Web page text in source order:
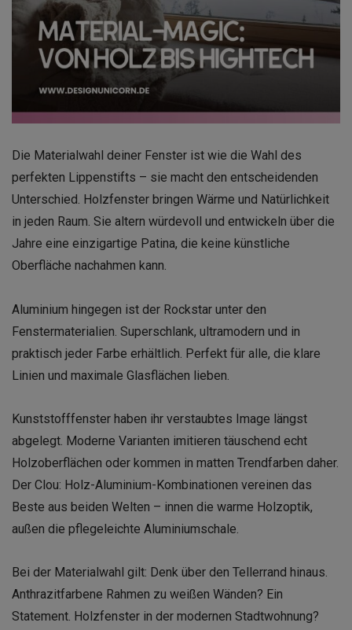
Die Materialwahl deiner Fenster ist wie die Wahl des
perfekten Lippenstifts – sie macht den entscheidenden
Unterschied. Holzfenster bringen Wärme und Natürlichkeit
in jeden Raum. Sie altern würdevoll und entwickeln über die
Jahre eine einzigartige Patina, die keine künstliche
Oberfläche nachahmen kann.
Aluminium hingegen ist der Rockstar unter den
Fenstermaterialien. Superschlank, ultramodern und in
praktisch jeder Farbe erhältlich. Perfekt für alle, die klare
Linien und maximale Glasflächen lieben.
Kunststofffenster haben ihr verstaubtes Image längst
abgelegt. Moderne Varianten imitieren täuschend echt
Holzoberflächen oder kommen in matten Trendfarben daher.
Der Clou: Holz-Aluminium-Kombinationen vereinen das
Beste aus beiden Welten – innen die warme Holzoptik,
außen die pflegeleichte Aluminiumschale.
Bei der Materialwahl gilt: Denk über den Tellerrand hinaus.
Anthrazitfarbene Rahmen zu weißen Wänden? Ein
Statement. Holzfenster in der modernen Stadtwohnung?